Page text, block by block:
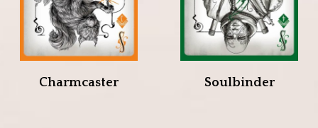
Charmcaster Soulbinder